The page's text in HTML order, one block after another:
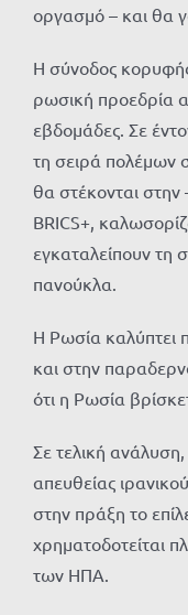
οργασμό – και θα
Η σύνοδος
ρωσική προεδρία
εβδομάδες. Σε
τη σειρά πολέμων
θα στέκονται
BRICS+,
εγκαταλείπουν τη
πανούκλα.
Η Ρωσία καλύπτει
και στην
ότι η Ρωσία
Σε τελική
απευθείας
στην πράξη το
χρηματοδοτείται
των ΗΠΑ.